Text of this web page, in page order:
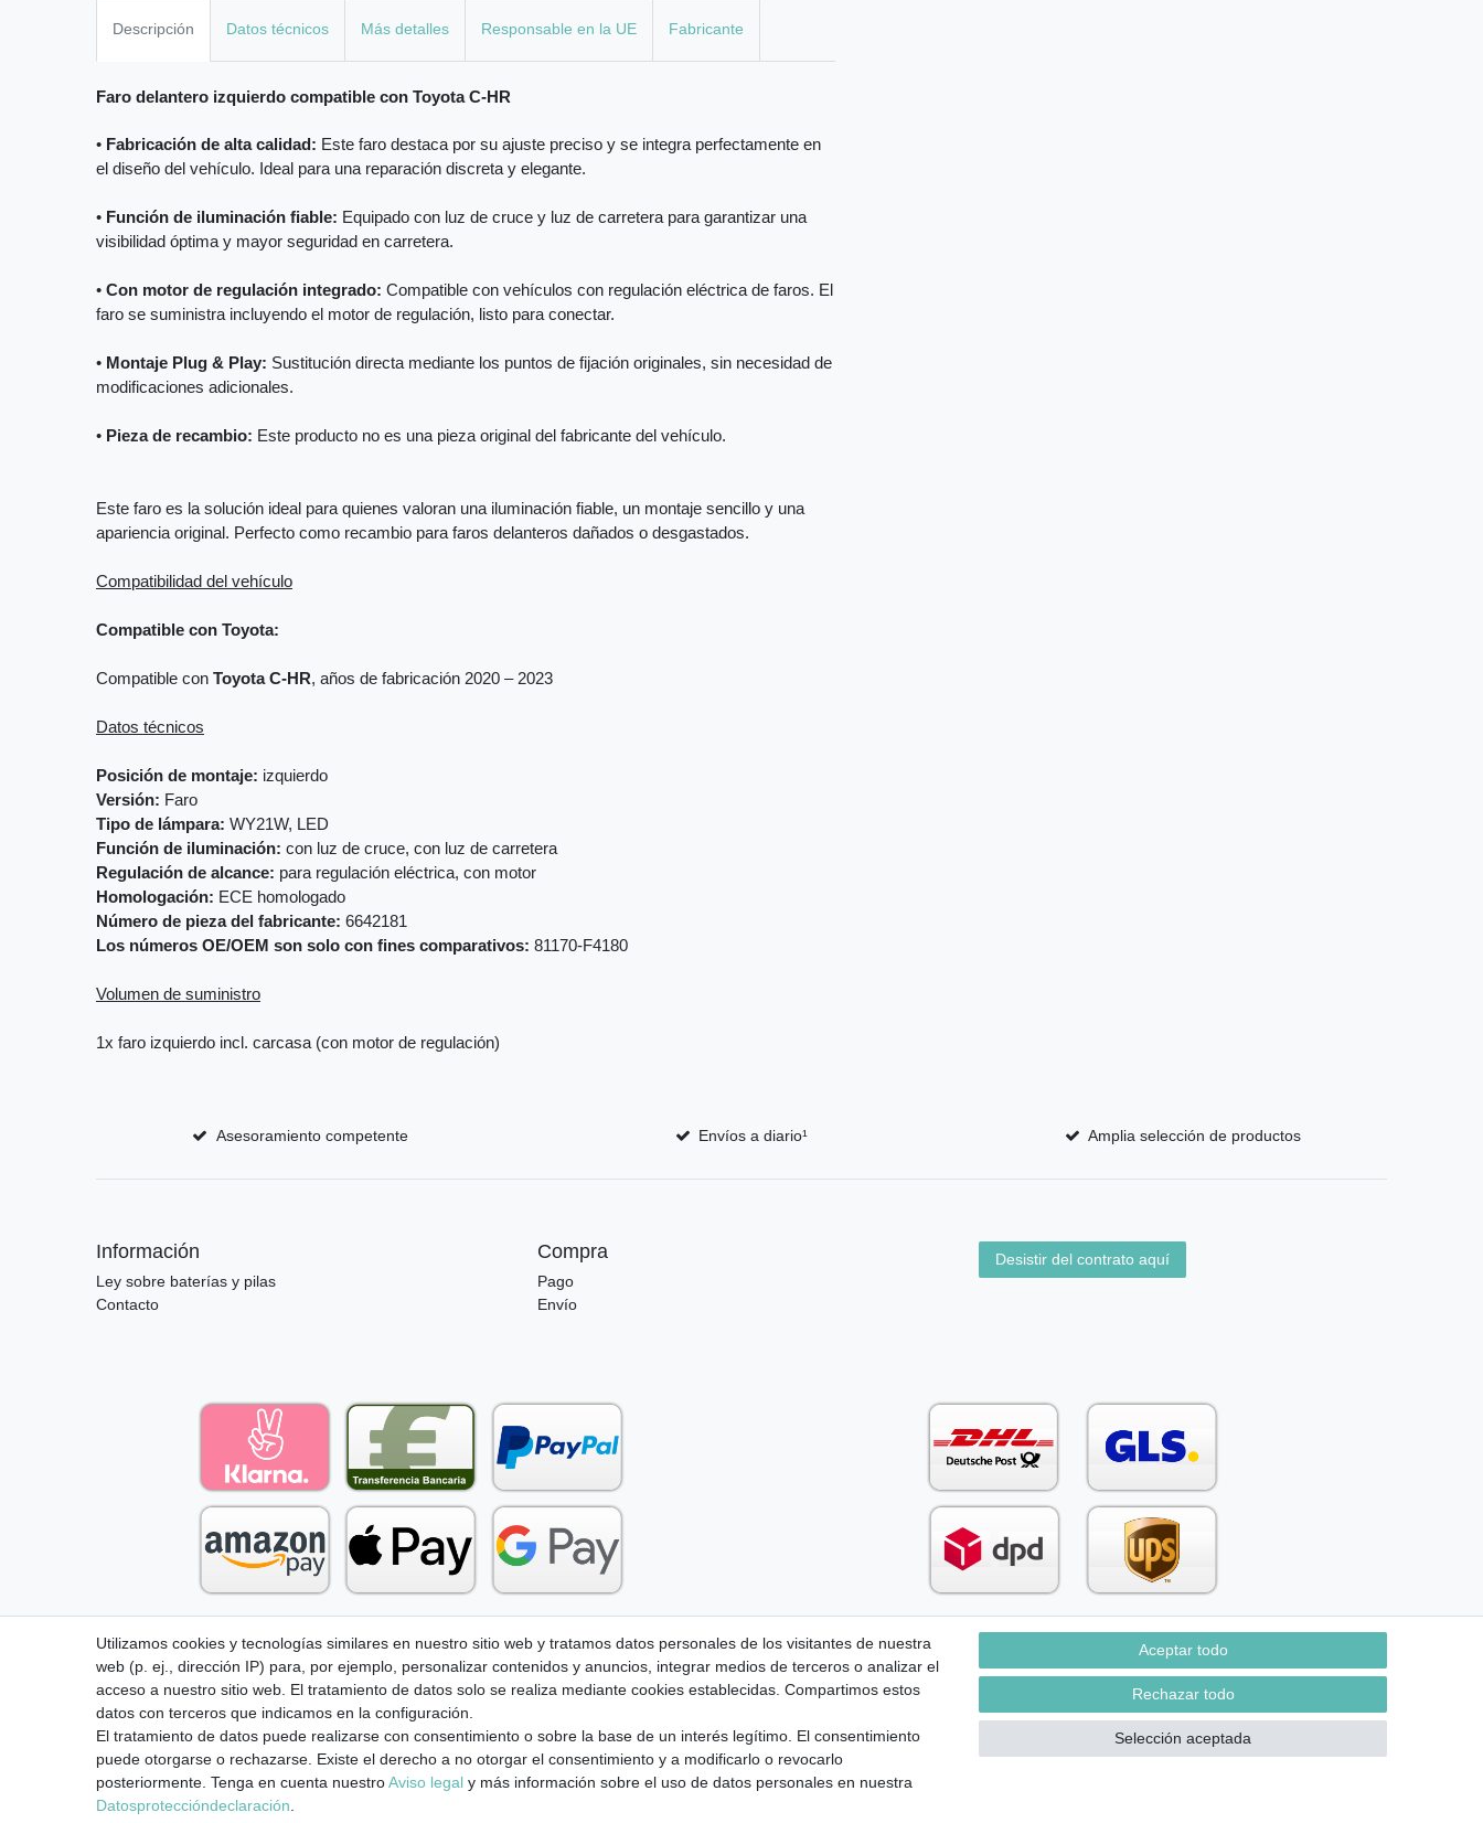
Descripción Datos técnicos Más detalles Responsable en la UE Fabricante
Faro delantero izquierdo compatible con Toyota C-HR
• Fabricación de alta calidad: Este faro destaca por su ajuste preciso y se integra perfectamente en
el diseño del vehículo. Ideal para una reparación discreta y elegante.
• Función de iluminación fiable: Equipado con luz de cruce y luz de carretera para garantizar una
visibilidad óptima y mayor seguridad en carretera.
• Con motor de regulación integrado: Compatible con vehículos con regulación eléctrica de faros. El
faro se suministra incluyendo el motor de regulación, listo para conectar.
• Montaje Plug & Play: Sustitución directa mediante los puntos de fijación originales, sin necesidad de
modificaciones adicionales.
• Pieza de recambio: Este producto no es una pieza original del fabricante del vehículo.
Este faro es la solución ideal para quienes valoran una iluminación fiable, un montaje sencillo y una
apariencia original. Perfecto como recambio para faros delanteros dañados o desgastados.
Compatibilidad del vehículo
Compatible con Toyota:
Compatible con Toyota C-HR, años de fabricación 2020 – 2023
Datos técnicos
Posición de montaje: izquierdo
Versión: Faro
Tipo de lámpara: WY21W, LED
Función de iluminación: con luz de cruce, con luz de carretera
Regulación de alcance: para regulación eléctrica, con motor
Homologación: ECE homologado
Número de pieza del fabricante: 6642181
Los números OE/OEM son solo con fines comparativos: 81170-F4180
Volumen de suministro
1x faro izquierdo incl. carcasa (con motor de regulación)
Asesoramiento competente Envíos a diario¹ Amplia selección de productos
Información
Ley sobre baterías y pilas
Contacto
Compra
Pago
Envío
Desistir del contrato aquí
Aviso legal Política de Privacidad Condiciones generales (CGC) Derecho de rescisión Withdraw from contract here
¹ Todos los pedidos pagados hasta las 14:00 se envían el mismo día (lunes-viernes excepto festivos) Excluída la mercancía personalizada
.
Utilizamos cookies y tecnologías similares en nuestro sitio web y tratamos datos personales de los visitantes de nuestra
web (p. ej., dirección IP) para, por ejemplo, personalizar contenidos y anuncios, integrar medios de terceros o analizar el
acceso a nuestro sitio web. El tratamiento de datos solo se realiza mediante cookies establecidas. Compartimos estos
datos con terceros que indicamos en la configuración.
El tratamiento de datos puede realizarse con consentimiento o sobre la base de un interés legítimo. El consentimiento
puede otorgarse o rechazarse. Existe el derecho a no otorgar el consentimiento y a modificarlo o revocarlo
posteriormente. Tenga en cuenta nuestroAviso legal y más información sobre el uso de datos personales en nuestra
Datos­protección­declaración
Aceptar todo
Rechazar todo
Selección aceptada